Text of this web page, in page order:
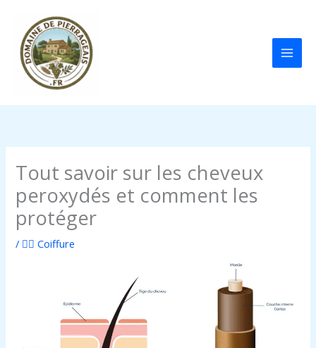
contenu
Tout savoir sur les cheveux
peroxydés et comment les
protéger
/ 💇‍♀️ Coiffure